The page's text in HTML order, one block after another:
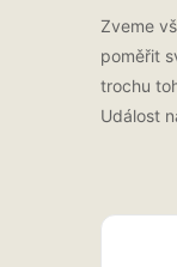
Zveme
poměřit
trochu
Událost